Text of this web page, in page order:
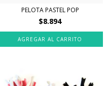
PELOTA PASTEL POP
$8.894